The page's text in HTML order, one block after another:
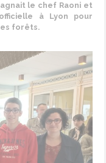
le chef Raoni et
à Lyon pour
forêts.